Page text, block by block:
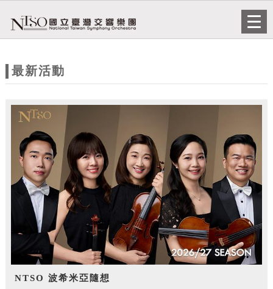
站
題
最新活動
NTSO 波希米亞隨想